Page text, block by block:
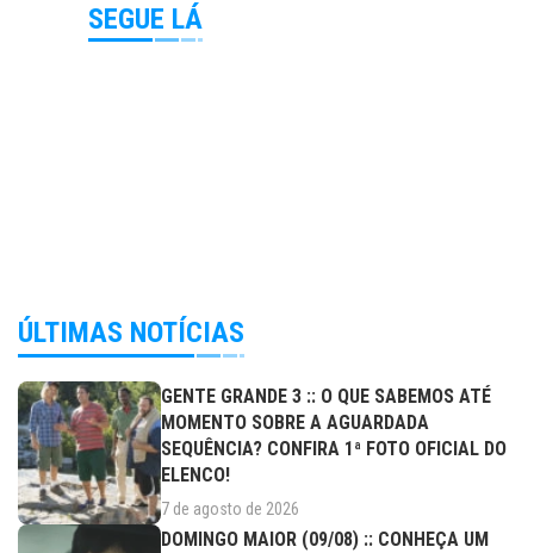
SEGUE LÁ
ÚLTIMAS NOTÍCIAS
GENTE GRANDE 3 :: O QUE SABEMOS ATÉ
MOMENTO SOBRE A AGUARDADA
SEQUÊNCIA? CONFIRA 1ª FOTO OFICIAL DO
ELENCO!
7 de agosto de 2026
DOMINGO MAIOR (09/08) :: CONHEÇA UM